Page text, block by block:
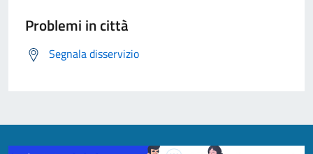
Problemi in città
Segnala disservizio